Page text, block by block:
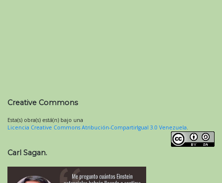
Creative Commons
Esta(s) obra(s) está(n) bajo una
Licencia Creative Commons Atribución-CompartirIgual 3.0 Venezuela.
Carl Sagan.